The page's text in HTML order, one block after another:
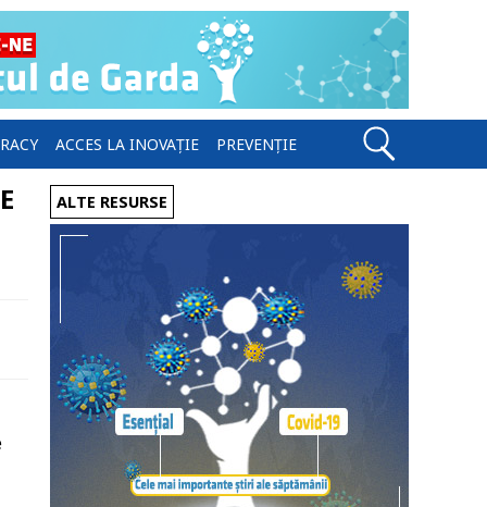
ACCES LA INOVAȚIE PREVENȚIE
ALTE RESURSE